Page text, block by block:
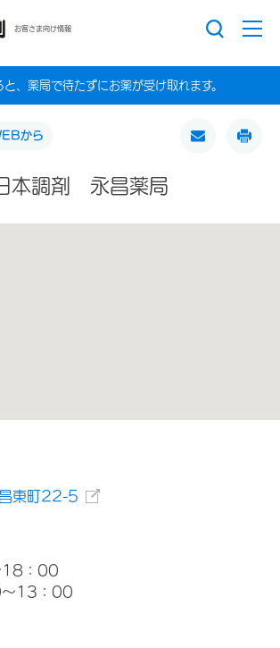
お客さま向け情報
、薬局で待たずにお薬が受け取れます。
から
本調剤 永昌薬局
東町22-5
18：00
～13：00